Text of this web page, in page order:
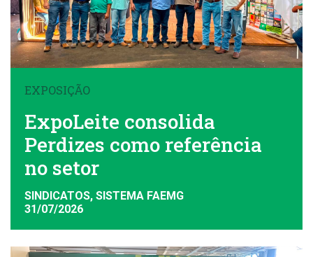
EXPOSIÇÃO
ExpoLeite consolida
Perdizes como referência
no setor
SINDICATOS, SISTEMA FAEMG
31/07/2026